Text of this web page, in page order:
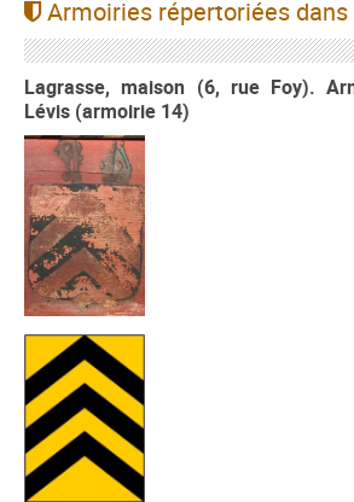
Armoiries répertoriées
Lagrasse, maison (6, rue Foy).
Lévis (armoirie 14)